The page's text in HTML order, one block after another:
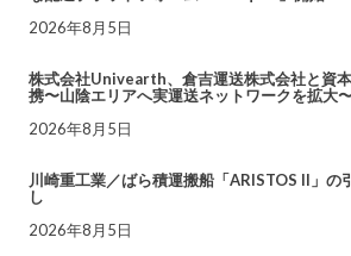
2026年8月5日
株式会社Univearth、倉吉運送株式会社と資
携〜山陰エリアへ実運送ネットワークを拡大
2026年8月5日
川崎重工業／ばら積運搬船「ARISTOS II」の
し
2026年8月5日